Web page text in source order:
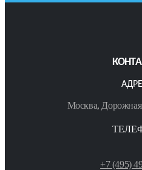
Москва, Дорожная
+7 (495)